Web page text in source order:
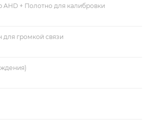
AHD + Полотно для калибровки
громкой связи